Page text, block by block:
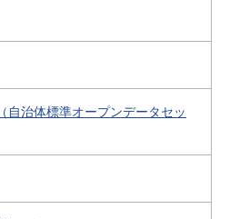
自治体標準オープンデータセッ